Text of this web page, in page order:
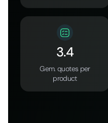
3.4
Gem. quotes per
product